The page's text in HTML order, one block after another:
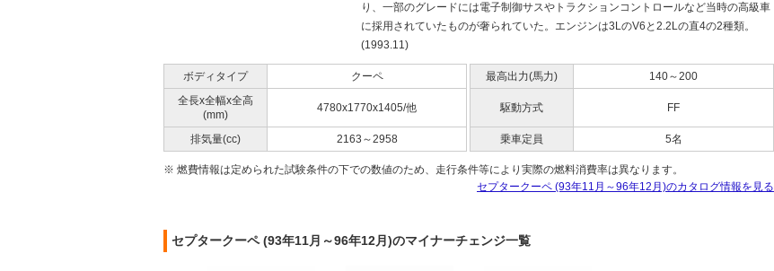
り、一部のグレードには電子制御サスやトラクションコントロールなど当時の高級車
に採用されていたものが奢られていた。エンジンは3LのV6と2.2Lの直4の2種類。
(1993.11)
ボディタイプ クーペ 最高出力(馬力)
140～200
全長x全幅x全高
(mm)
4780x1770x1405/他 駆動方式 FF
排気量(cc) 2163～2958 乗車定員 5名
※ 燃費情報は定められた試験条件の下での数値のため、走行条件等により実際の燃料消費率は異なります。
セプタークーペ (93年11月～96年12月)のカタログ情報を見る
セプタークーペ (93年11月～96年12月)のマイナーチェンジ一覧